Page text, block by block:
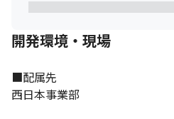
開発環境・現場
■配属先
西日本事業部